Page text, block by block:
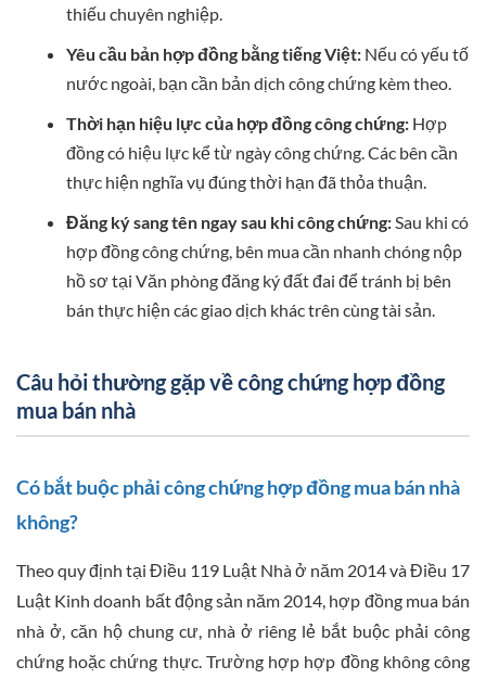
thiếu chuyên nghiệp.
Yêu cầu bản hợp đồng bằng tiếng Việt:Nếu có yếu tố
nước ngoài, bạn cần bản dịch công chứng kèm theo.
Thời hạn hiệu lực của hợp đồng công chứng:Hợp
đồng có hiệu lực kể từ ngày công chứng. Các bên cần
thực hiện nghĩa vụ đúng thời hạn đã thỏa thuận.
Đăng ký sang tên ngay sau khi công chứng:Sau khi có
hợp đồng công chứng, bên mua cần nhanh chóng nộp
hồ sơ tại Văn phòng đăng ký đất đai để tránh bị bên
bán thực hiện các giao dịch khác trên cùng tài sản.
Câu hỏi thường gặp về công chứng hợp đồng
mua bán nhà
Có bắt buộc phải công chứng hợp đồng mua bán nhà
không?
Theo quy định tại Điều 119 Luật Nhà ở năm 2014 và Điều 17
Luật Kinh doanh bất động sản năm 2014, hợp đồng mua bán
nhà ở, căn hộ chung cư, nhà ở riêng lẻ bắt buộc phải công
chứng hoặc chứng thực. Trường hợp hợp đồng không công